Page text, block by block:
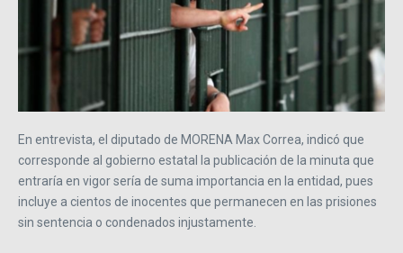
En entrevista, el diputado de MORENA Max Correa, indicó que
corresponde al gobierno estatal la publicación de la minuta que
entraría en vigor sería de suma importancia en la entidad, pues
incluye a cientos de inocentes que permanecen en las prisiones
sin sentencia o condenados injustamente.